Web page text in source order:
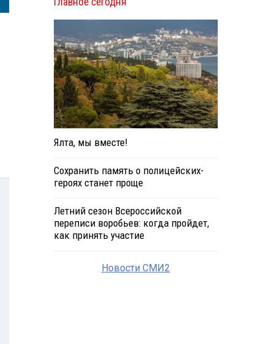
Ялта, мы вместе!
Сохранить память о полицейских-
героях станет проще
Летний сезон Всероссийской
переписи воробьев: когда пройдет,
как принять участие
Новости СМИ2